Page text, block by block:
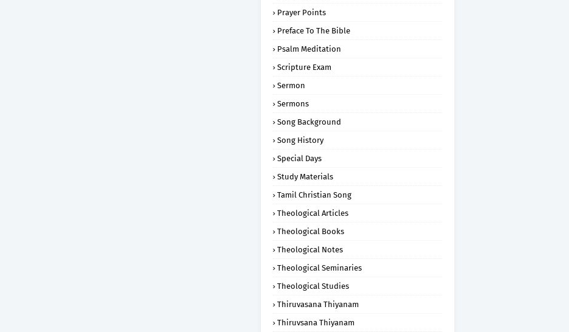
Prayer Points
Preface To The Bible
Psalm Meditation
Scripture Exam
Sermon
Sermons
Song Background
Song History
Special Days
Study Materials
Tamil Christian Song
Theological Articles
Theological Books
Theological Notes
Theological Seminaries
Theological Studies
Thiruvasana Thiyanam
Thiruvsana Thiyanam